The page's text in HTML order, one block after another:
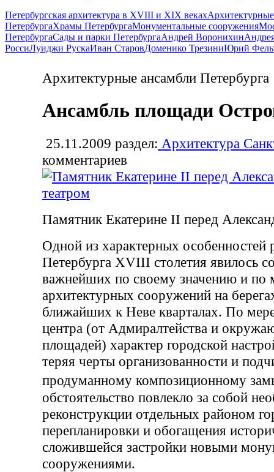
Петербургская архитектура в XVIII и XIX веках
ПетербургаХрамы ПетербургаМонументальные сооружения
ПетербургаСады и парки ПетербургаАндрей Воронихин
РоссиЛуиджи РускаИван СтаровДоменико ТрезиниЮрий
Архитектурные ансамбли Петербурга
Ансамбль площади
25.11.2009 раздел: Архитектура
комментариев
Памятник Екатерине II перед
Одной из характерных особенностей
Петербурга ХVIII столетия явилось
важнейших по своему значению и по
архитектурных сооружений на
ближайших к Неве кварталах. По
центра (от Адмиралтейства и
площадей) характер городской
теряя черты организованности и
продуманному композиционному
обстоятельство повлекло за собой
реконструкции отдельных районом
перепланировки и обогащения
сложившейся застройки новыми
сооружениями.